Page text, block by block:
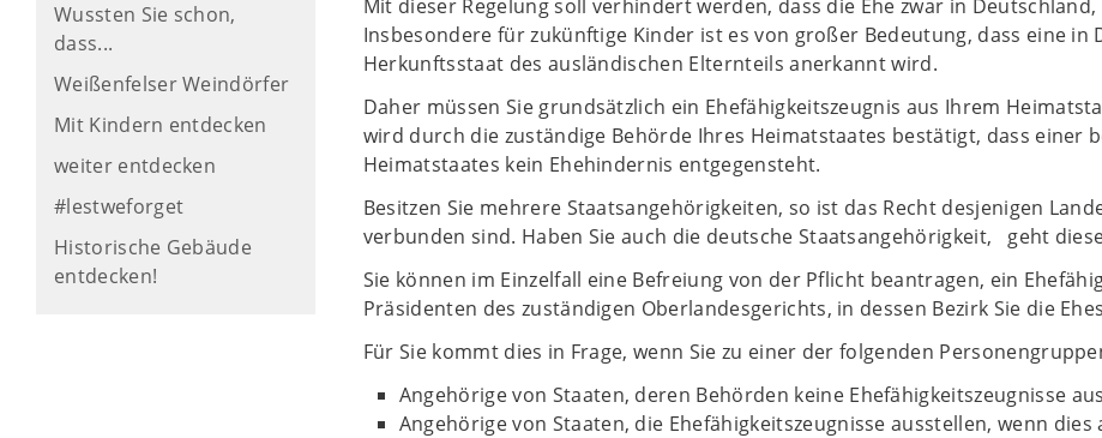
Wussten Sie schon,
dass...
Weißenfelser Weindörfer
Mit Kindern entdecken
weiter entdecken
#lestweforget
Historische Gebäude
entdecken!
Mit dieser Regelung soll verhindert werden, dass die Ehe zwar in
Insbesondere für zukünftige Kinder ist es von großer Bedeutung, dass eine in
Herkunftsstaat des ausländischen Elternteils anerkannt wird.
Daher müssen Sie grundsätzlich ein Ehefähigkeitszeugnis aus Ihrem
wird durch die zuständige Behörde Ihres Heimatstaates bestätigt, dass einer
Heimatstaates kein Ehehindernis entgegensteht.
Besitzen Sie mehrere Staatsangehörigkeiten, so ist das Recht desjenigen
verbunden sind. Haben Sie auch die deutsche Staatsangehörigkeit, geht
Sie können im Einzelfall eine Befreiung von der Pflicht beantragen, ein
Präsidenten des zuständigen Oberlandesgerichts, in dessen Bezirk Sie die
Für Sie kommt dies in Frage, wenn Sie zu einer der folgenden
Angehörige von Staaten, deren Behörden keine Ehefähigkeitszeugnisse
Angehörige von Staaten, die Ehefähigkeitszeugnisse ausstellen, wenn